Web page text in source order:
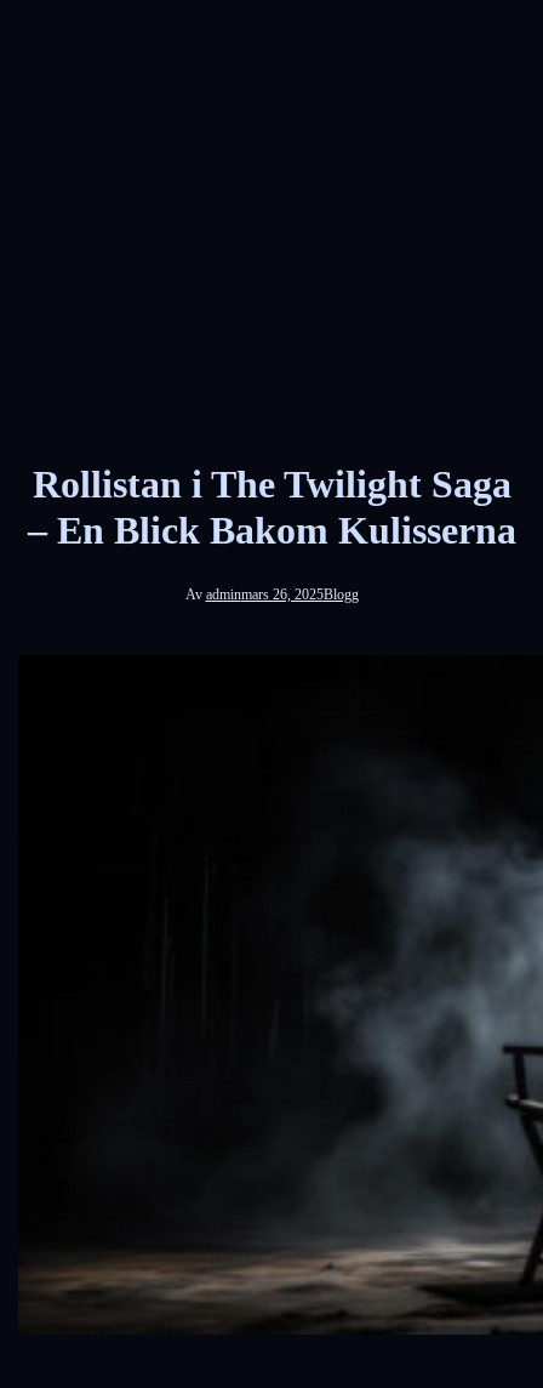
Rollistan i The Twilight Saga
– En Blick Bakom Kulisserna
Av adminmars 26, 2025Blogg